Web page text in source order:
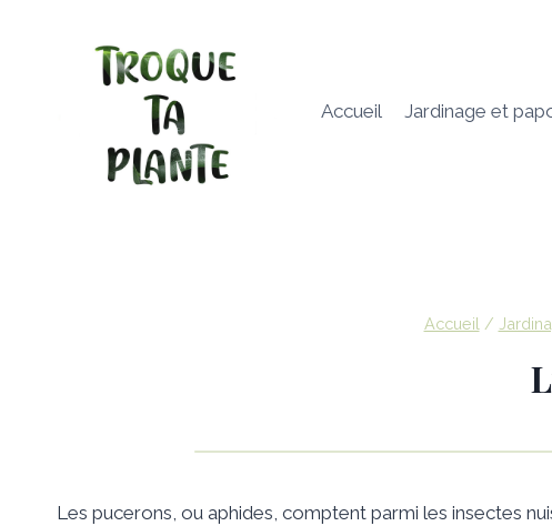
Accueil
Jardinage et
Accueil /
Les pucerons, ou aphides, comptent parmi les insectes